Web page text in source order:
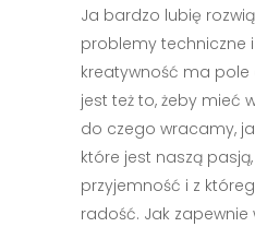
Ja bardzo lubię
problemy techniczne
kreatywność ma pole
jest też to, żeby mieć
do czego wracamy,
które jest naszą
przyjemność i z
radość. Jak zapewnie